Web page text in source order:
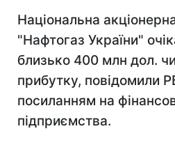
Національна
"Нафтогаз України"
близько 400 млн дол.
прибутку, повідомили
посиланням на
підприємства.